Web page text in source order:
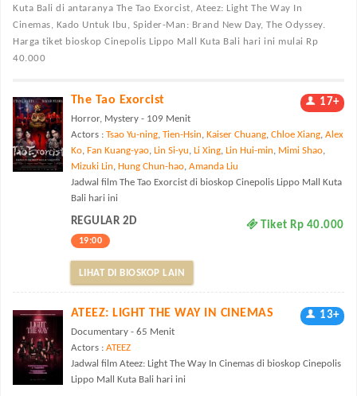
Kuta Bali di antaranya The Tao Exorcist, Ateez: Light The Way In
Cinemas, Kado Untuk Ibu, Spider-Man: Brand New Day, The Odyssey.
Harga tiket bioskop Cinepolis Lippo Mall Kuta Bali hari ini mulai Rp
40.000
The Tao Exorcist 17+
Horror, Mystery - 109 Menit
Actors : Tsao Yu-ning, Tien-Hsin, Kaiser Chuang, Chloe Xiang, Alex
Ko, Fan Kuang-yao, Lin Si-yu, Li Xing, Lin Hui-min, Mimi Shao,
Mizuki Lin, Hung Chun-hao, Amanda Liu
Jadwal film The Tao Exorcist di bioskop Cinepolis Lippo Mall Kuta
Bali hari ini
REGULAR 2D Tiket Rp 40.000
19:00
LIHAT DI BIOSKOP LAIN
ATEEZ: LIGHT THE WAY IN CINEMAS 13+
Documentary - 65 Menit
Actors : ATEEZ
Jadwal film Ateez: Light The Way In Cinemas di bioskop Cinepolis
Lippo Mall Kuta Bali hari ini